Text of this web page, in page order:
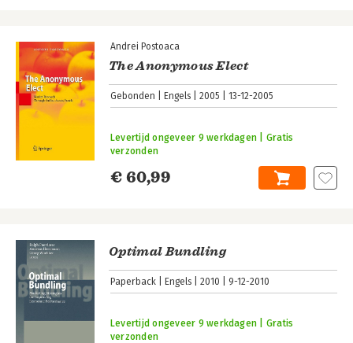
Andrei Postoaca
The Anonymous Elect
Gebonden Engels 2005 13-12-2005
€ 60,99
Levertijd ongeveer 9 werkdagen | Gratis
verzonden
Optimal Bundling
Paperback Engels 2010 9-12-2010
Levertijd ongeveer 9 werkdagen | Gratis
verzonden